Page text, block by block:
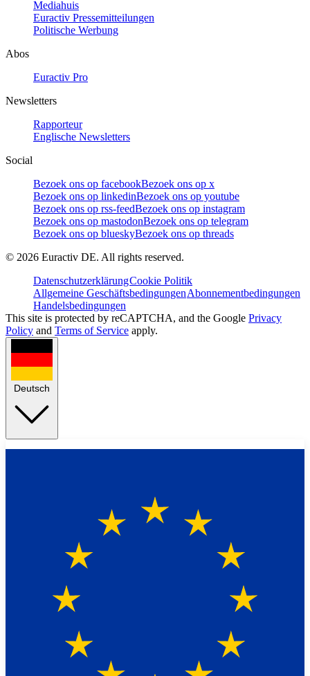
Mediahuis
Euractiv Pressemitteilungen
Politische Werbung
Abos
Euractiv Pro
Newsletters
Rapporteur
Englische Newsletters
Social
Bezoek ons op facebookBezoek ons op x
Bezoek ons op linkedinBezoek ons op youtube
Bezoek ons op rss-feedBezoek ons op instagram
Bezoek ons op mastodonBezoek ons op telegram
Bezoek ons op blueskyBezoek ons op threads
© 2026 Euractiv DE. All rights reserved.
DatenschutzerklärungCookie Politik
Allgemeine GeschäftsbedingungenAbonnementbedingungen
Handelsbedingungen
This site is protected by reCAPTCHA, and the Google Privacy
Policy and Terms of Service apply.
Deutsch